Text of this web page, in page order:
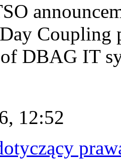
Coupling
DBAG IT
12:52